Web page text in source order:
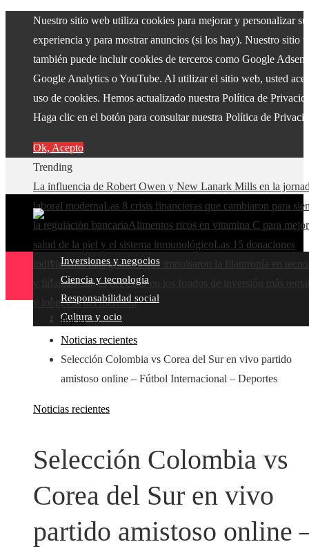
Nuestro sitio web utiliza cookies para mejorar y personalizar su
experiencia y para mostrar anuncios (si los hay). Nuestro sitio
también puede incluir cookies de terceros como Google
Google Analytics o YouTube. Al utilizar el sitio web, usted
uso de cookies. Hemos actualizado nuestra Política de
Haga clic en el botón para consultar nuestra Política de
Ok, Acepto
Trending
La influencia de Robert Owen y New Lanark Mills en la
laboral modernaLas 8 crisis financieras que cambiaron para
la regulación bancariaAlimentos ricos en vitamina C para
salud de la piel y el sistema inmunológicoLas 15 donaciones
individuales más grandes que impulsaron la filantropía en
y finanzasClaves del éxito en los fondos de inversión más
y longevos del mercado
Inversiones y negocios
Ciencia y tecnología
Responsabilidad social
Cultura y ocio
Inicio
Noticias recientes
Selección Colombia vs Corea del Sur en vivo partido
amistoso online – Fútbol Internacional – Deportes
Noticias recientes
Selección Colombia vs
Corea del Sur en vivo
partido amistoso online